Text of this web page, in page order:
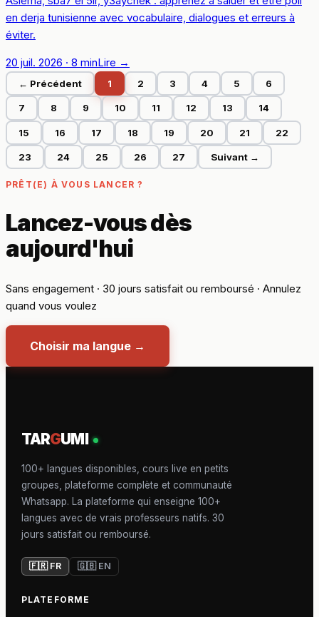
en derja tunisienne avec vocabulaire, dialogues et erreurs à
éviter.
20 juil. 2026 · 8 minLire →
← Précédent 1 2 3 4 5 6
7 8 9 10 11 12 13 14
15 16 17 18 19 20 21 22
23 24 25 26 27 Suivant →
PRÊT(E) À VOUS LANCER ?
Lancez-vous dès
aujourd'hui
Sans engagement · 30 jours satisfait ou remboursé · Annulez
quand vous voulez
Choisir ma langue →
TARGUMI
100+ langues disponibles, cours live en petits
groupes, plateforme complète et communauté
Whatsapp. La plateforme qui enseigne 100+
langues avec de vrais professeurs natifs. 30
jours satisfait ou remboursé.
🇫🇷 FR 🇬🇧 EN
PLATEFORME